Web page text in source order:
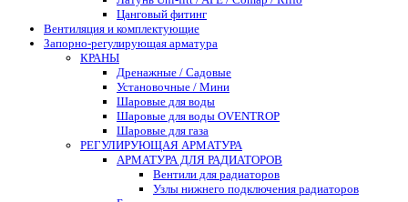
Цанговый фитинг
Вентиляция и комплектующие
Запорно-регулирующая арматура
КРАНЫ
Дренажные / Садовые
Установочные / Мини
Шаровые для воды
Шаровые для воды OVENTROP
Шаровые для газа
РЕГУЛИРУЮЩАЯ АРМАТУРА
АРМАТУРА ДЛЯ РАДИАТОРОВ
Вентили для радиаторов
Узлы нижнего подключения радиаторов